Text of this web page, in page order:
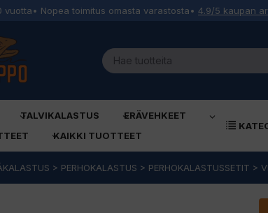
vuotta• Nopea toimitus omasta varastosta• 4.9/5 kaupan
TALVIKALASTUS
ERÄVEHKEET
KAIKKI TUOTTEET
> PERHOKALASTUS > PERHOKALASTUSSETIT >